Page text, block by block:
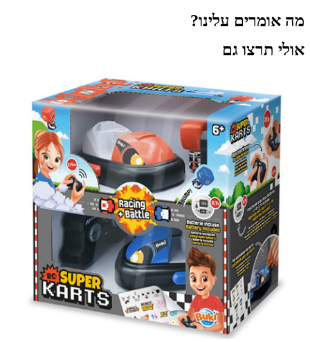
מה אומרים עלינו?
אולי תרצו גם